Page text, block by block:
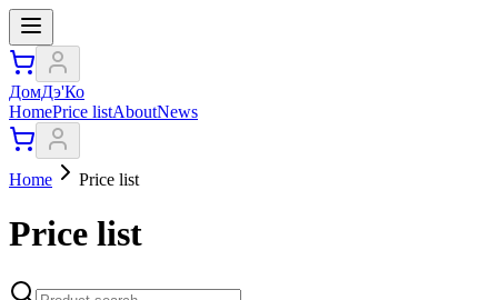
ДомДэ'Ко
HomePrice listAboutNews
Home Price list
Price list